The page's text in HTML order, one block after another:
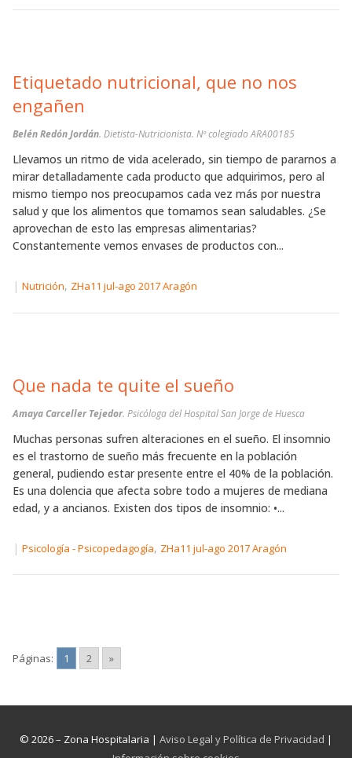
Etiquetado nutricional, que no nos
engañen
Belén Redón Jordán. Dietista-Nutricionista. Nº colegiado ARA00185
Llevamos un ritmo de vida acelerado, sin tiempo de pararnos a
mirar detalladamente cada producto que adquirimos, pero al
mismo tiempo nos preocupamos cada vez más por nuestra
salud y que los alimentos que tomamos sean saludables. ¿Se
aprovechan de esto las empresas alimentarias?
Constantemente vemos envases de productos con...
| Nutrición, ZHa11 jul-ago 2017 Aragón
Que nada te quite el sueño
Amaya Carceller Tejedor. Psicóloga del Hospital San Jorge de Huesca
Muchas personas sufren alteraciones en el sueño. El insomnio
es el trastorno de sueño más frecuente en la población
general, pudiendo estar presente entre el 40% de la población.
Es una dolencia que afecta sobre todo a mujeres de mediana
edad, y a ancianos. Existen dos tipos de insomnio: •...
| Psicología - Psicopedagogía, ZHa11 jul-ago 2017 Aragón
Páginas: 1 2 »
© 2026 – Zona Hospitalaria | Aviso Legal y Política de Privacidad |